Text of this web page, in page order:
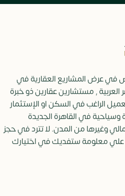
في عرض المشاريع العقارية في
, مستشارين عقارين ذو خبرة
العميل الراغب في السكن او الإستثمار
وسياحية في القاهرة الجديدة
وغيرها من المدن. لا تترد في حجز
علي معلومة ستفديك في اختيارك